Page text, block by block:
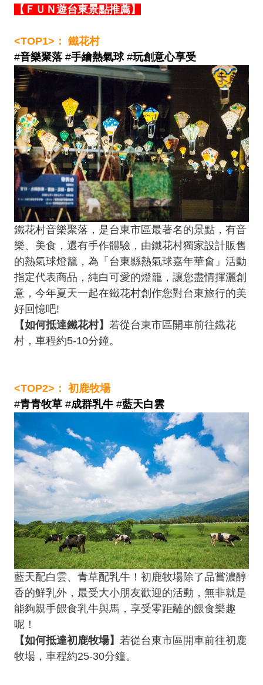
【ＦＵＮ遊台東景點推薦】
<TOP1>： 鐵花村
#音樂聚落 #手繪熱氣球 #玩創意心享受
鐵花村音樂聚落，是台東市區最著名的景點，有音
樂、美食，還有手作體驗，由鐵花村獨家設計販售
的熱氣球燈籠，為「台東縣熱氣球嘉年華會」活動
指定代表商品，純白可愛的燈籠，讓您盡情揮灑創
意，今年夏天一起在鐵花村創作您對台東旅行的美
好回憶吧!
【如何抵達鐵花村】 若從台東市區開車前往鐵花
村，車程約5-10分鐘。
<TOP2>： 初鹿牧場
#青青牧草 #成群乳牛 #藍天白雲
藍天配白雲、青草配乳牛！初鹿牧場除了品嘗濃醇
香的鮮乳外，最受大小朋友歡迎的活動，無非就是
能夠親手餵食乳牛與馬，享受零距離的餵食樂趣
呢！
【如何抵達初鹿牧場】 若從台東市區開車前往初鹿
牧場，車程約25-30分鐘。